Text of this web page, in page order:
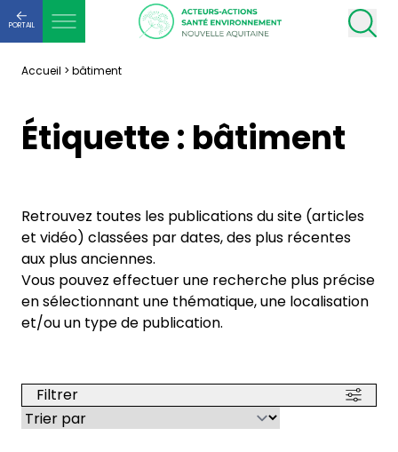
PORTAIL
Accueil > bâtiment
Étiquette : bâtiment
Retrouvez toutes les publications du site (articles
et vidéo) classées par dates, des plus récentes
aux plus anciennes.
Vous pouvez effectuer une recherche plus précise
en sélectionnant une thématique, une localisation
et/ou un type de publication.
Filtrer